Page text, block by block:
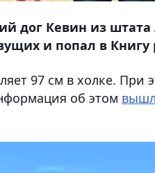
дог Кевин из
и попал в Книгу
97 см в холке.
об этом